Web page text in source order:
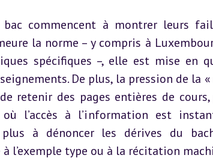
commencent à montrer leurs
la norme – y compris à
spécifiques –, elle est mise en
De plus, la pression de la
retenir des pages entières de
l’accès à l’information est
plus à dénoncer les dérives du
l’exemple type ou à la récitation